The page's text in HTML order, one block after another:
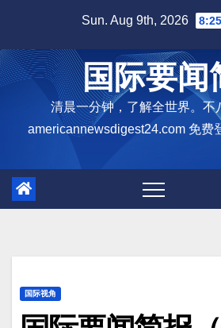
content
Sun. Aug 9th, 2026
国际要闻
清晨一分钟，了解全世界。不
americannewsdigest24.com 免费
国际视角